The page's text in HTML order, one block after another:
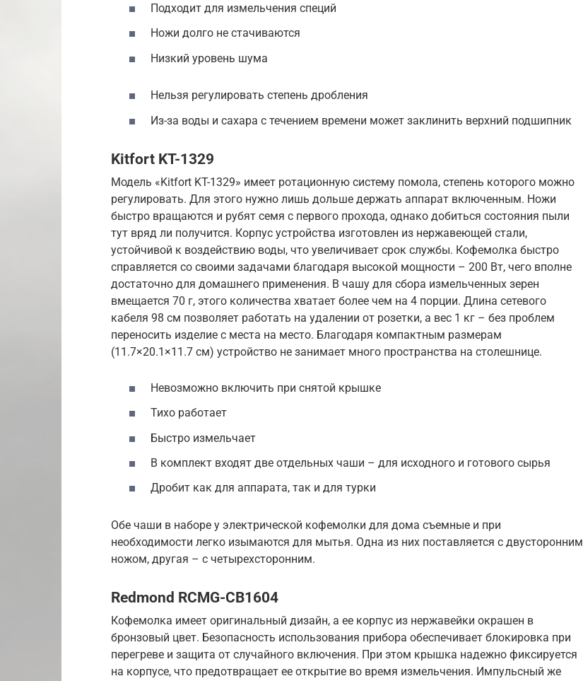
Подходит для измельчения специй
Ножи долго не стачиваются
Низкий уровень шума
Нельзя регулировать степень дробления
Из-за воды и сахара с течением времени может заклинить верхний подшипник
Kitfort KT-1329
Модель «Kitfort KT-1329» имеет ротационную систему помола, степень которого можно
регулировать. Для этого нужно лишь дольше держать аппарат включенным. Ножи
быстро вращаются и рубят семя с первого прохода, однако добиться состояния пыли
тут вряд ли получится. Корпус устройства изготовлен из нержавеющей стали,
устойчивой к воздействию воды, что увеличивает срок службы. Кофемолка быстро
справляется со своими задачами благодаря высокой мощности – 200 Вт, чего вполне
достаточно для домашнего применения. В чашу для сбора измельченных зерен
вмещается 70 г, этого количества хватает более чем на 4 порции. Длина сетевого
кабеля 98 см позволяет работать на удалении от розетки, а вес 1 кг – без проблем
переносить изделие с места на место. Благодаря компактным размерам
(11.7×20.1×11.7 см) устройство не занимает много пространства на столешнице.
Невозможно включить при снятой крышке
Тихо работает
Быстро измельчает
В комплект входят две отдельных чаши – для исходного и готового сырья
Дробит как для аппарата, так и для турки
Обе чаши в наборе у электрической кофемолки для дома съемные и при
необходимости легко изымаются для мытья. Одна из них поставляется с двусторонним
ножом, другая – с четырехсторонним.
Redmond RCMG-CB1604
Кофемолка имеет оригинальный дизайн, а ее корпус из нержавейки окрашен в
бронзовый цвет. Безопасность использования прибора обеспечивает блокировка при
перегреве и защита от случайного включения. При этом крышка надежно фиксируется
на корпусе, что предотвращает ее открытие во время измельчения. Импульсный же